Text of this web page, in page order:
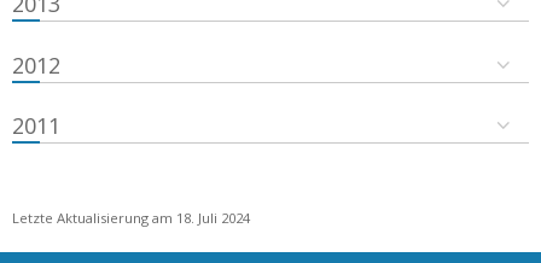
2012
2011
Letzte Aktualisierung am 18. Juli 2024